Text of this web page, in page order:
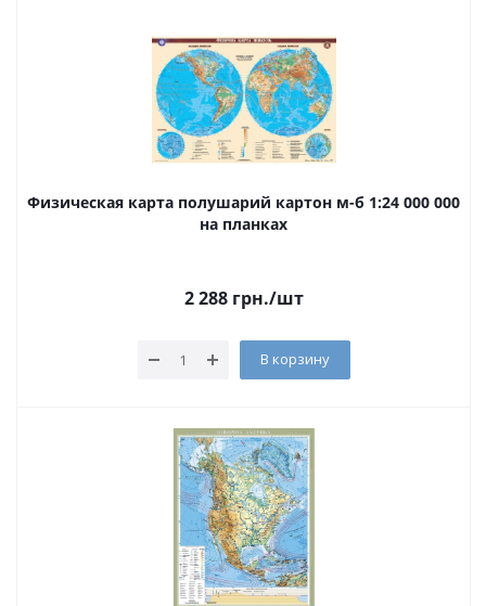
Физическая карта полушарий картон м-б 1:24 000 000
на планках
2 288грн./шт
В корзину